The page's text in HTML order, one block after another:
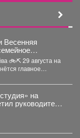
Весенняя
- городской
на
главное
на
руководитель